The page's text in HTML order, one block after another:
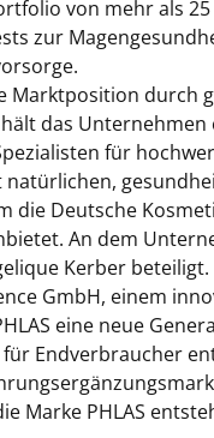
von mehr als
zur
Marktposition durch
das Unternehmen
für
Deutsche
An dem
Kerber beteiligt.
GmbH, einem
eine neue
Endverbraucher
Marke PHLAS